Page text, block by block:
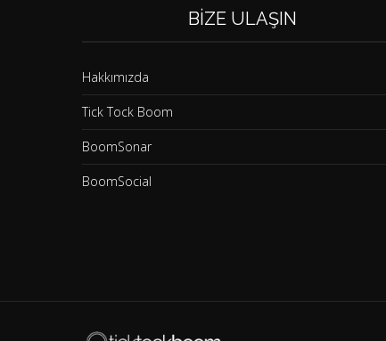
BIZE ULAŞIN
Hakkımızda
Tick Tock Boom
BoomSonar
BoomSocial